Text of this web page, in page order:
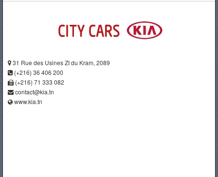
31 Rue des Usines ZI du Kram, 2089
(+216) 36 406 200
(+216) 71 333 082
contact@kia.tn
www.kia.tn